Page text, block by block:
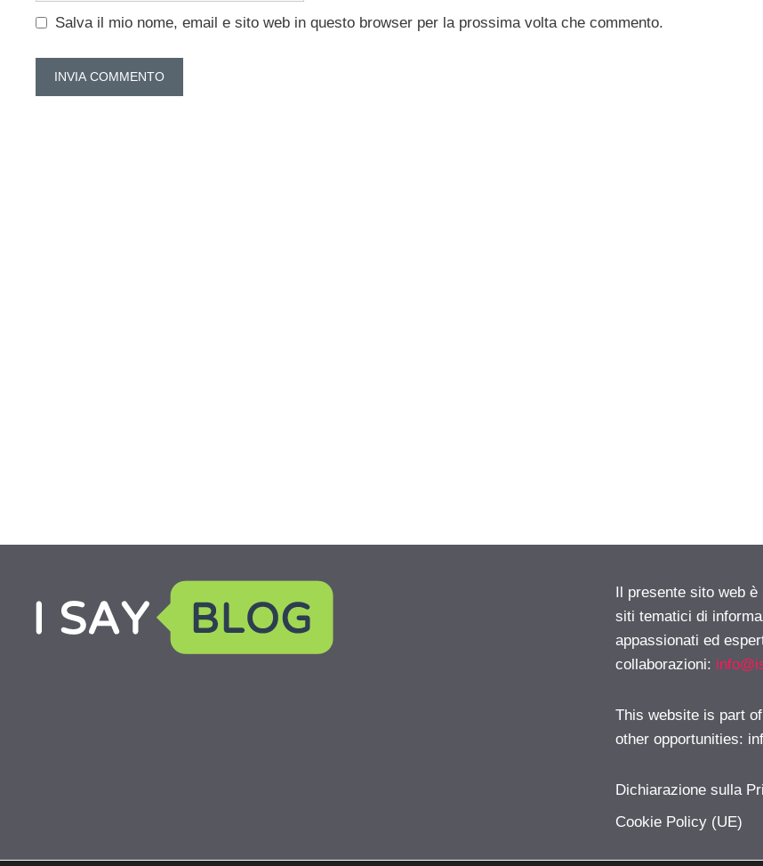
Salva il mio nome, email e sito web in questo browser per la prossima volta che commento.
Il presente sito web
siti tematici di
appassionati ed
collaborazioni:
This website is part
other opportunities:
Dichiarazione sulla
Cookie Policy (UE)